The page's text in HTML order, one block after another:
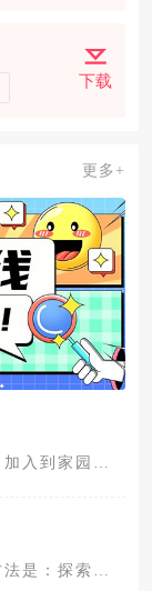
下载
更多+